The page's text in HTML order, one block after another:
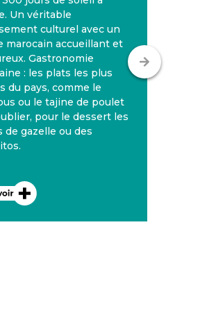
Un véritable
culturel avec un
marocain accueillant et
Gastronomie
: les plats les plus
du pays, comme le
ou le tajine de poulet
pour le dessert les
de gazelle ou des